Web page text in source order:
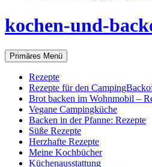
kochen-und-
Suchen
Primäres Menü
Rezepte
Rezepte für den
Brot backen im Wohnmobil –
Vegane Campingküche
Backen in der Pfanne: Rezepte
Süße Rezepte
Herzhafte Rezepte
Meine Kochbücher
Küchenausstattung